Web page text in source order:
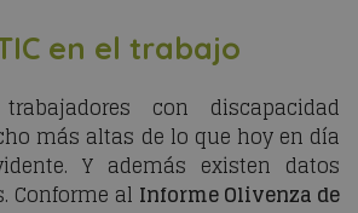
en el trabajo
con discapacidad
más altas de lo que hoy en día
Y además existen datos
Conforme al Informe Olivenza de